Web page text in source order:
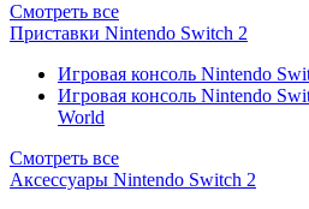
Смотреть все
Приставки Nintendo Switch 2
Игровая консоль Nintendo
Игровая консоль Nintendo
World
Смотреть все
Аксессуары Nintendo Switch 2